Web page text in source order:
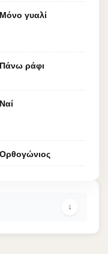
Μόνο γυαλί
Πάνω ράφι
Ναί
Ορθογώνιος
↓